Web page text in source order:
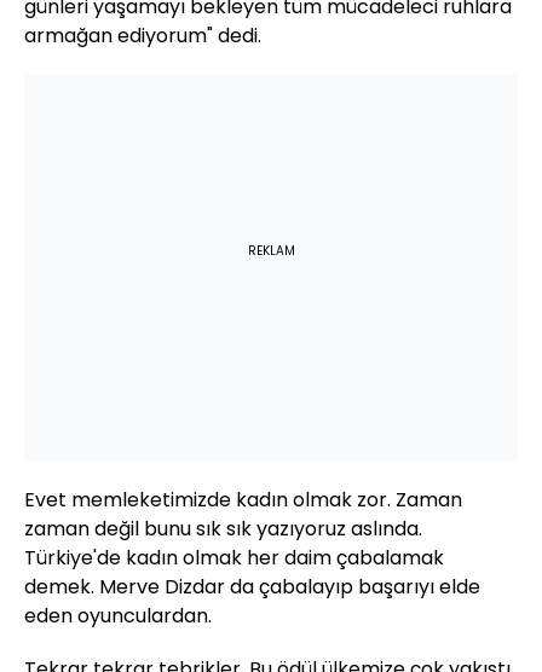
günleri yaşamayı bekleyen tüm mücadeleci ruhlara
armağan ediyorum" dedi.
REKLAM
Evet memleketimizde kadın olmak zor. Zaman
zaman değil bunu sık sık yazıyoruz aslında.
Türkiye'de kadın olmak her daim çabalamak
demek. Merve Dizdar da çabalayıp başarıyı elde
eden oyunculardan.